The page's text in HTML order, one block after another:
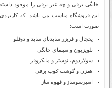
خانگی برقی و چه غیر برقی را موجود
این فروشگاه مناسب می باشد. که کاربردی
صورت است:
یخچال و فریزر سایدبای ساید و دوقلو
تلویزیون و سینمای خانگی
سولاردوم، توستر و مایکروفر
همزن و گوشت کوب برقی
اسپرسوساز و قهوه ساز